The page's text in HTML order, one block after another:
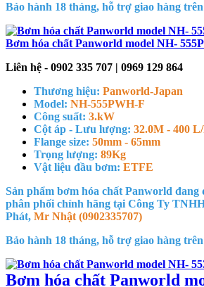
Bảo hành 18 tháng, hỗ trợ giao hàng
Bơm hóa chất Panworld model NH-
Liên hệ - 0902 335 707 | 0969 129 864
Thương hiệu: Panworld-Japan
Model: NH-555PWH-F
Công suất: 3.kW
Cột áp - Lưu lượng: 32.0M - 400
Flange size: 50mm - 65mm
Trọng lượng: 89Kg
Vật liệu đầu bơm: ETFE
Sản phẩm bơm hóa chất Panworld đang
phân phối chính hãng tại Công Ty
Phát, Mr Nhật (0902335707)
Bảo hành 18 tháng, hỗ trợ giao hàng
Bơm hóa chất Panworld